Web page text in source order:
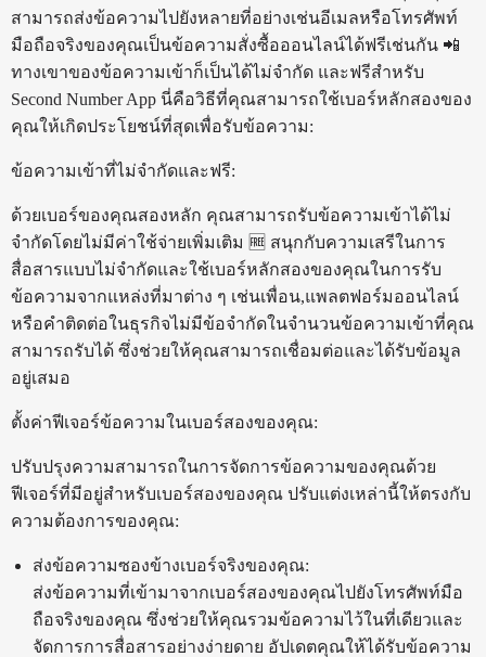
สามารถส่งข้อความไปยังหลายที่อย่างเช่นอีเมลหรือโทรศัพท์
มือถือจริงของคุณเป็นข้อความสั่งซื้อออนไลน์ได้ฟรีเช่นกัน 📲
ทางเขาของข้อความเข้าก็เป็นได้ไม่จำกัด และฟรีสำหรับ
Second Number App นี่คือวิธีที่คุณสามารถใช้เบอร์หลักสองของ
คุณให้เกิดประโยชน์ที่สุดเพื่อรับข้อความ:
ข้อความเข้าที่ไม่จำกัดและฟรี:
ด้วยเบอร์ของคุณสองหลัก คุณสามารถรับข้อความเข้าได้ไม่
จำกัดโดยไม่มีค่าใช้จ่ายเพิ่มเติม 🆓 สนุกกับความเสรีในการ
สื่อสารแบบไม่จำกัดและใช้เบอร์หลักสองของคุณในการรับ
ข้อความจากแหล่งที่มาต่าง ๆ เช่นเพื่อน,แพลตฟอร์มออนไลน์
หรือคำติดต่อในธุรกิจไม่มีข้อจำกัดในจำนวนข้อความเข้าที่คุณ
สามารถรับได้ ซึ่งช่วยให้คุณสามารถเชื่อมต่อและได้รับข้อมูล
อยู่เสมอ
ตั้งค่าฟีเจอร์ข้อความในเบอร์สองของคุณ:
ปรับปรุงความสามารถในการจัดการข้อความของคุณด้วย
ฟีเจอร์ที่มีอยู่สำหรับเบอร์สองของคุณ ปรับแต่งเหล่านี้ให้ตรงกับ
ความต้องการของคุณ:
ส่งข้อความซองข้างเบอร์จริงของคุณ:
ส่งข้อความที่เข้ามาจากเบอร์สองของคุณไปยังโทรศัพท์มือ
ถือจริงของคุณ ซึ่งช่วยให้คุณรวมข้อความไว้ในที่เดียวและ
จัดการการสื่อสารอย่างง่ายดาย อัปเดตคุณให้ได้รับข้อความ